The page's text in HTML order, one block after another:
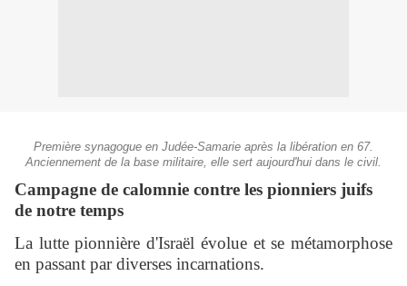
Première synagogue en Judée-Samarie après la libération en 67.
Anciennement de la base militaire, elle sert aujourd'hui dans le civil.
Campagne de calomnie contre les pionniers juifs
de notre temps
La lutte pionnière d'Israël évolue et se métamorphose
en passant par diverses incarnations.